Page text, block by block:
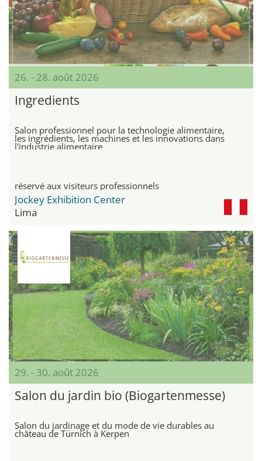
26. - 28. août 2026
Ingredients
Salon professionnel pour la technologie alimentaire,
les ingrédients, les machines et les innovations dans
l'industrie alimentaire
réservé aux visiteurs professionnels
Jockey Exhibition Center
Lima
29. - 30. août 2026
Salon du jardin bio (Biogartenmesse)
Salon du jardinage et du mode de vie durables au
château de Türnich à Kerpen